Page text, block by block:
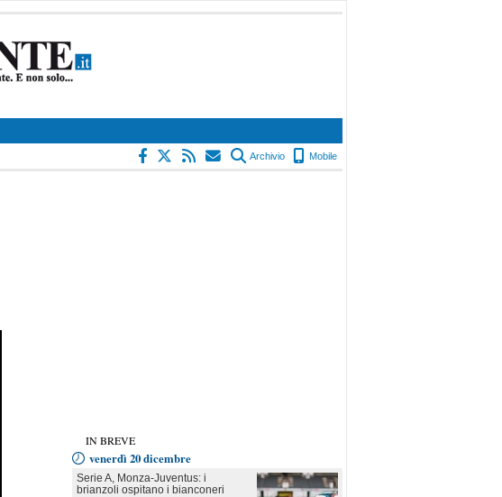
Archivio Mobile
IN BREVE
venerdì 20 dicembre
Serie A, Monza-Juventus: i
brianzoli ospitano i bianconeri